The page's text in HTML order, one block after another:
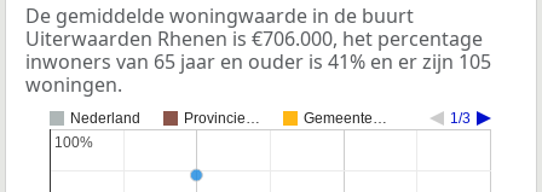
De gemiddelde woningwaarde in de buurt
Uiterwaarden Rhenen is €706.000, het percentage
inwoners van 65 jaar en ouder is 41% en er zijn 105
woningen.
Nederland Provincie… Gemeente… 1/3
100%
100%